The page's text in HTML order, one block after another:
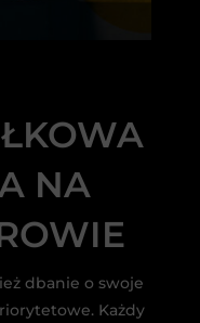
NA
dbanie o swoje
Każdy